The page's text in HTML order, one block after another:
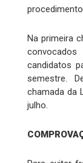
Na primeira
candidatos
semestre.
chamada da
julho.